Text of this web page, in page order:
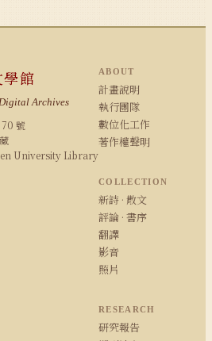
館
Archives
號
University Library
ABOUT
計畫說明
執行團隊
數位化工作
著作權聲明
COLLECTION
新詩 · 散文
評論 · 書序
翻譯
影音
照片
RESEARCH
研究報告